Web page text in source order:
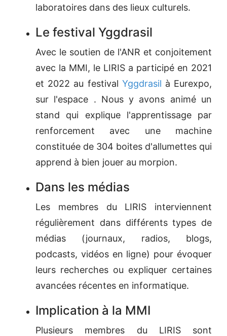
laboratoires dans des lieux culturels.
Le festival Yggdrasil
Avec le soutien de l'ANR et conjoitement
avec la MMI, le LIRIS a participé en 2021
et 2022 au festival Yggdrasil à Eurexpo,
sur l'espace . Nous y avons animé un
stand qui explique l'apprentissage par
renforcement avec une machine
constituée de 304 boites d'allumettes qui
apprend à bien jouer au morpion.
Dans les médias
Les membres du LIRIS interviennent
régulièrement dans différents types de
médias (journaux, radios, blogs,
podcasts, vidéos en ligne) pour évoquer
leurs recherches ou expliquer certaines
avancées récentes en informatique.
Implication à la MMI
Plusieurs membres du LIRIS sont